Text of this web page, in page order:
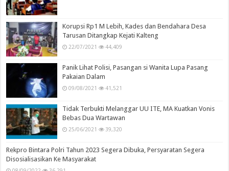
Korupsi Rp1 M Lebih, Kades dan Bendahara Desa
Tarusan Ditangkap Kejati Kalteng
22/07/2021 44,409
Panik Lihat Polisi, Pasangan si Wanita Lupa Pasang
Pakaian Dalam
09/08/2021 41,521
Tidak Terbukti Melanggar UU ITE, MA Kuatkan Vonis
Bebas Dua Wartawan
25/06/2021 39,320
Rekpro Bintara Polri Tahun 2023 Segera Dibuka, Persyaratan Segera
Disosialisasikan Ke Masyarakat